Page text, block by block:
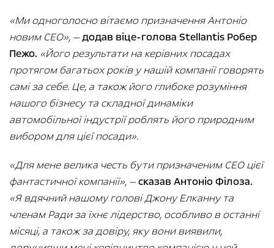
«Ми одноголосно вітаємо призначення Антоніо
новим CEO», —додав віце-голова Stellantis Робер
Пежо. «Його результати на керівних посадах
протягом багатьох років у нашій компанії говорять
самі за себе. Це, а також його глибоке розуміння
нашого бізнесу та складної динаміки
автомобільної індустрії роблять його природним
вибором для цієї посади».
«Для мене велика честь бути призначеним CEO цієї
фантастичної компанії», —сказав Антоніо Філоза.
«Я вдячний нашому голові Джону Елканну та
членам Ради за їхнє лідерство, особливо в останні
місяці, а також за довіру, яку вони виявили,